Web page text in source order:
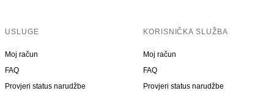
USLUGE
Moj račun
FAQ
Provjeri status narudžbe
KORISNIČKA SLUŽBA
Moj račun
FAQ
Provjeri status narudžbe